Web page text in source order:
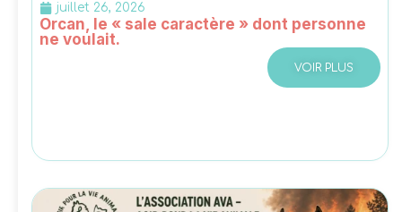
juillet 26, 2026
Orcan, le « sale caractère » dont personne
ne voulait.
VOIR PLUS